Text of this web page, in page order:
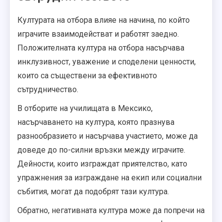
Културата на отбора влияе на начина, по който
играчите взаимодействат и работят заедно.
Положителната култура на отбора насърчава
инклузивност, уважение и споделени ценности,
които са съществени за ефективното
сътрудничество.
В отборите на училищата в Мексико,
насърчаването на култура, която празнува
разнообразието и насърчава участието, може да
доведе до по-силни връзки между играчите.
Дейности, които изграждат приятелство, като
упражнения за изграждане на екип или социални
събития, могат да подобрят тази култура.
Обратно, негативната култура може да попречи на